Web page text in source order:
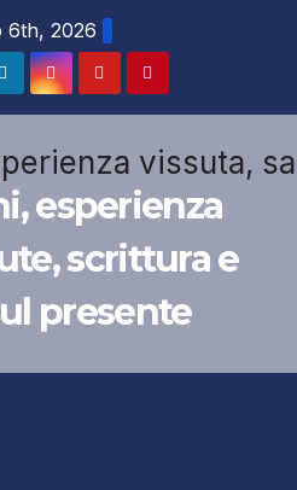
6th, 2026
esperienza
scrittura e
presente